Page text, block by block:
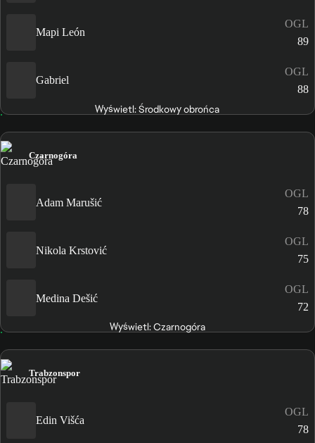
Mapi León
OGL
89
Gabriel
OGL
88
Wyświetl: Środkowy obrońca
Czarnogóra
Adam Marušić
OGL
78
Nikola Krstović
OGL
75
Medina Dešić
OGL
72
Wyświetl: Czarnogóra
Trabzonspor
Edin Višća
OGL
78